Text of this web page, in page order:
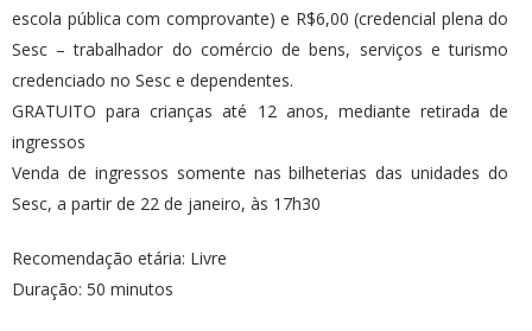
escola pública com comprovante) e R$6,00 (credencial plena do
Sesc – trabalhador do comércio de bens, serviços e turismo
credenciado no Sesc e dependentes.
GRATUITO para crianças até 12 anos, mediante retirada de
ingressos
Venda de ingressos somente nas bilheterias das unidades do
Sesc, a partir de 22 de janeiro, às 17h30
Recomendação etária: Livre
Duração: 50 minutos